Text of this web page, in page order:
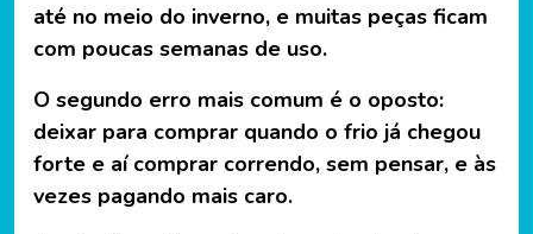
até no meio do inverno, e muitas peças ficam
com poucas semanas de uso.
O segundo erro mais comum é o oposto:
deixar para comprar quando o frio já chegou
forte e aí comprar correndo, sem pensar, e às
vezes pagando mais caro.